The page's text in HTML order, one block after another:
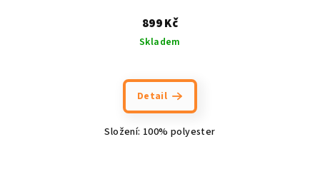
899 Kč
Skladem
Detail
Složení: 100% polyester